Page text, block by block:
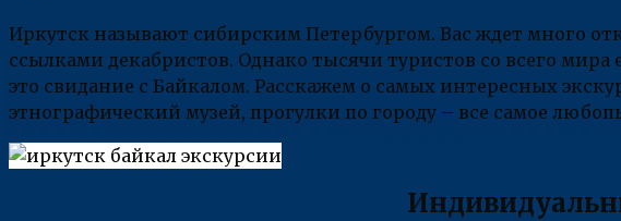
Иркутск называют сибирским Петербургом. Вас ждет много
ссылками декабристов. Однако тысячи туристов со всего
это свидание с Байкалом. Расскажем о самых интересных
этнографический музей, прогулки по городу – все самое